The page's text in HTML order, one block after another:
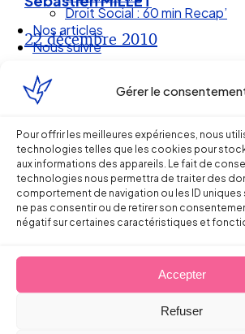
Gérer le
Pour offrir les meilleures expériences, nous
technologies telles que les cookies pour
aux informations des appareils. Le fait de
technologies nous permettra de traiter des
comportement de navigation ou les ID uniques
ne pas consentir ou de retirer son
négatif sur certaines caractéristiques et
Accepter
Refuser
Droit Social : 60 min Recap’
Nos articles
Nous suivre
22 décembre 2010
Ellipse